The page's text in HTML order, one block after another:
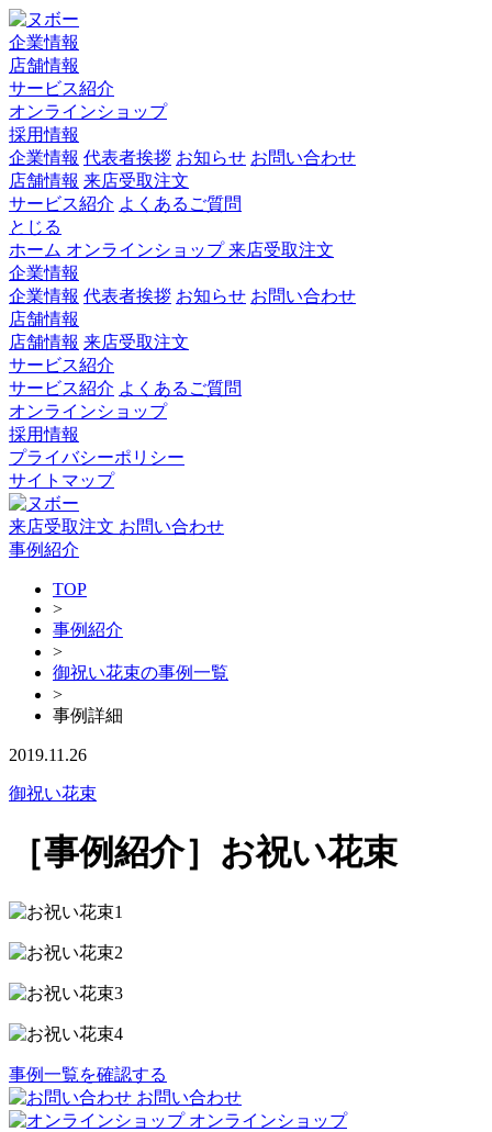
企業情報
店舗情報
サービス紹介
オンラインショップ
採用情報
企業情報 代表者挨拶 お知らせ お問い合わせ
店舗情報 来店受取注文
サービス紹介 よくあるご質問
とじる
ホーム オンラインショップ来店受取注文
企業情報
企業情報 代表者挨拶 お知らせ お問い合わせ
店舗情報
店舗情報 来店受取注文
サービス紹介
サービス紹介 よくあるご質問
オンラインショップ
採用情報
プライバシーポリシー
サイトマップ
来店受取注文 お問い合わせ
事例紹介
TOP
>
事例紹介
>
御祝い花束の事例一覧
>
事例詳細
2019.11.26
御祝い花束
［事例紹介］お祝い花束
事例一覧を確認する
お問い合わせ
オンラインショップ